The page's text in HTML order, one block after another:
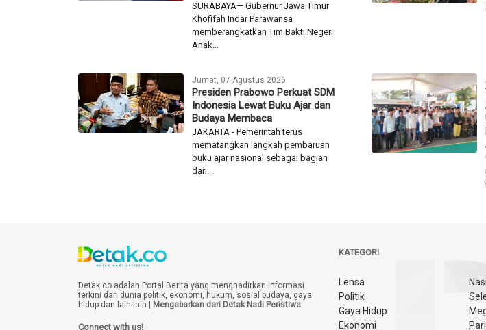
SURABAYA— Gubernur Jawa Timur
Khofifah Indar Parawansa
memberangkatkan Tim Bakti Negeri
Anak...
Jumat, 07 Agustus 2026
Presiden Prabowo Perkuat SDM
Indonesia Lewat Buku Ajar dan
Budaya Membaca
JAKARTA - Pemerintah terus
mematangkan langkah pembaruan
buku ajar nasional sebagai bagian
dari...
Detak.co adalah Portal Berita yang menghadirkan informasi
terkini dari dunia politik, ekonomi, hukum, sosial budaya, gaya
hidup dan lain-lain |
Mengabarkan dari Detak Nadi Peristiwa
Connect with us!
KATEGORI
Lensa
Politik
Gaya Hidup
Ekonomi